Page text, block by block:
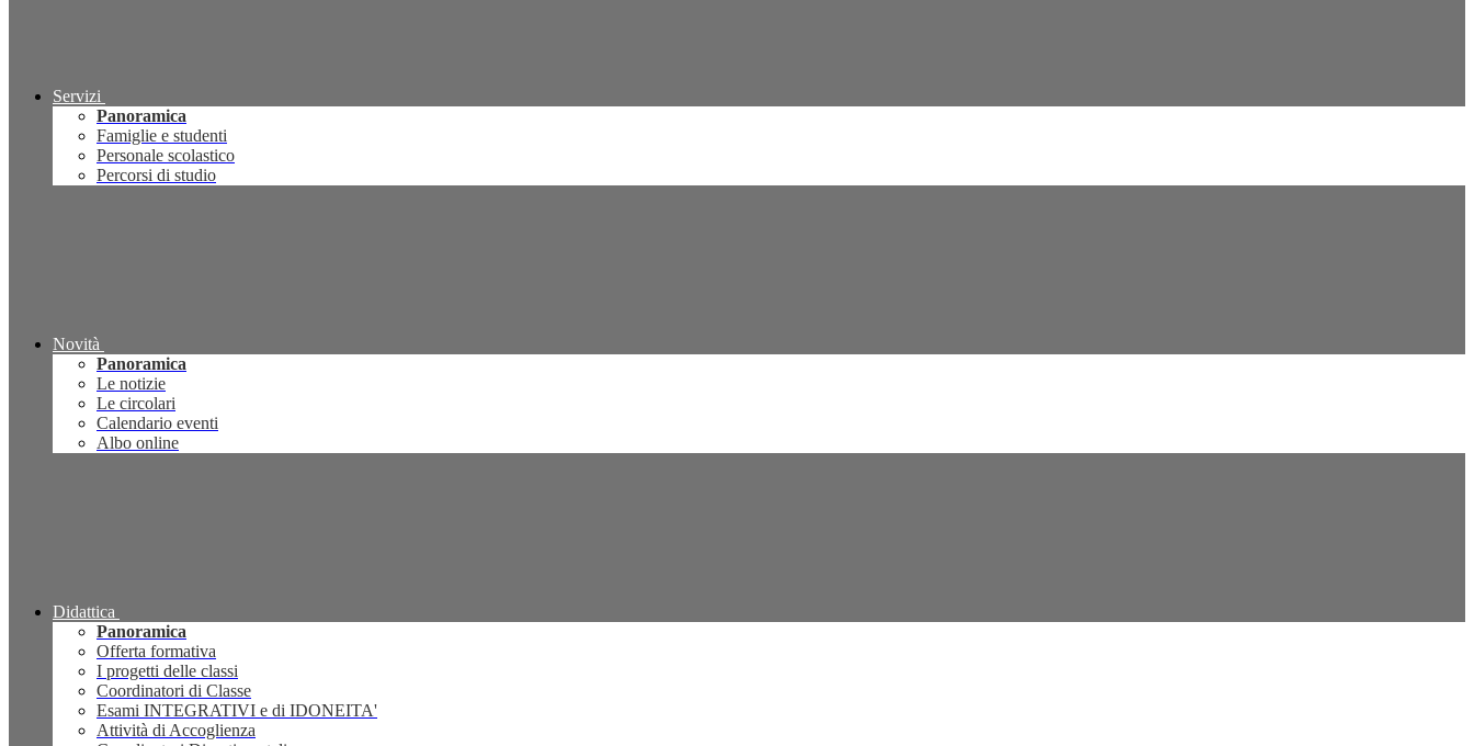
Servizi
Panoramica
Famiglie e studenti
Personale scolastico
Percorsi di studio
Novità
Panoramica
Le notizie
Le circolari
Calendario eventi
Albo online
Didattica
Panoramica
Offerta formativa
I progetti delle classi
Coordinatori di Classe
Esami INTEGRATIVI e di IDONEITA'
Attività di Accoglienza